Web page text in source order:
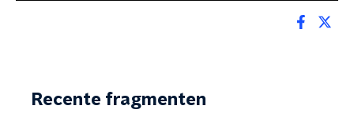
Recente fragmenten